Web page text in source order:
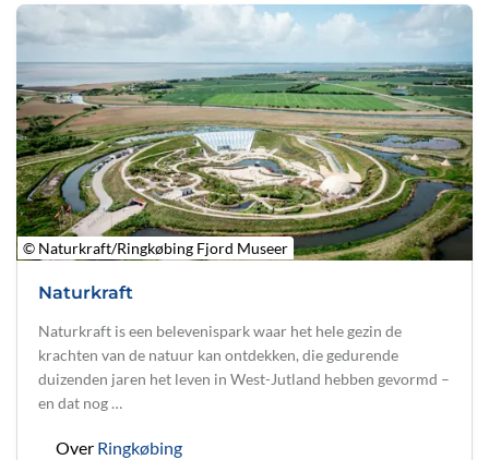
© Naturkraft/Ringkøbing Fjord Museer
Naturkraft
Naturkraft is een belevenispark waar het hele gezin de
krachten van de natuur kan ontdekken, die gedurende
duizenden jaren het leven in West-Jutland hebben gevormd –
en dat nog …
Over Ringkøbing